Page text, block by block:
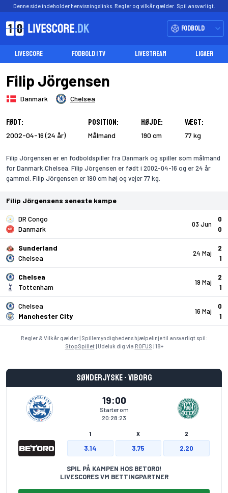
Denne side indeholder henvisningslinks. Regler og vilkår gælder. Spil ansvarligt.
Fodbold
LIVESCORE FODBOLD I TV LIVESTREAM LIGAER
Filip Jörgensen
Danmark Chelsea
Født:
2002-04-16 (24 år)
Position:
Målmand
Højde:
190 cm
Vægt:
77 kg
Filip Jörgensen er en fodboldspiller fra Danmark og spiller som målmand
for Danmark,Chelsea. Filip Jörgensen er født i 2002-04-16 og er 24 år
gammel. Filip Jörgensen er 190 cm høj og vejer 77 kg.
Filip Jörgensens seneste kampe
03 Jun
DR Congo
Danmark
0
0
24 Maj
Sunderland
Chelsea
2
1
19 Maj
Chelsea
Tottenham
2
1
16 Maj
Chelsea
Manchester City
0
1
Regler & Vilkår gælder | Spillemyndighedens hjælpelinje til ansvarligt spil:
StopSpillet| Udeluk dig via ROFUS | 18+
Sønderjyske - Viborg
19:00
Starter om
20:28:23
1 X 2
3,14 3,75 2,20
SPIL PÅ KAMPEN HOS BETORO!
LIVESCORES VM BETTINGPARTNER